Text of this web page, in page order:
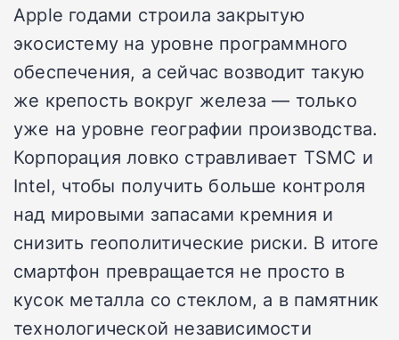
Apple годами строила закрытую
экосистему на уровне программного
обеспечения, а сейчас возводит такую
же крепость вокруг железа — только
уже на уровне географии производства.
Корпорация ловко стравливает TSMC и
Intel, чтобы получить больше контроля
над мировыми запасами кремния и
снизить геополитические риски. В итоге
смартфон превращается не просто в
кусок металла со стеклом, а в памятник
технологической независимости